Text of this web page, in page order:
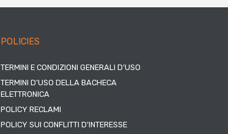
POLICIES
TERMINI E CONDIZIONI GENERALI D’USO
TERMINI D’USO DELLA BACHECA
ELETTRONICA
POLICY RECLAMI
POLICY SUI CONFLITTI D’INTERESSE